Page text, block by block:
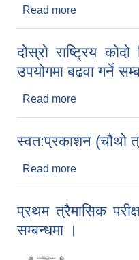
Read more
दोस्रो राष्ट्रिय
उपयोगमा बढवा गर्ने
Read more
स्वत:प्रकाशन (चौथो
Read more
प्रथम त्रैमासिक
सम्बन्धमा ।